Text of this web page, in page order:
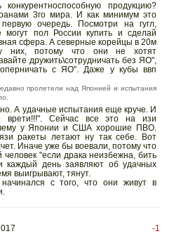
продукцию?
3го мира. И как минимум это
очередь. Посмотри на гугл,
пол России купить и сделай
сфера. А северные корейцы в 20м
них, потому что они не хотят
дружить\сотрудничать без ЯО",
с ЯО". Даже у кубы ввп
пролетели над Японией и испытания
А удачные испытания еще круче. И
врети!!!". Сейчас все это на изи
у Японии и США хорошие ПВО.
ракеты летают ну так себе. Вот
Иначе уже бы воевали, потому что
человек "если драка неизбежна, бить
день заявляют об удачных
выигрывают, тянут.
с того, что они живут в
-1